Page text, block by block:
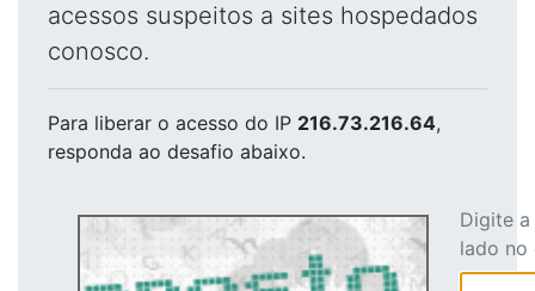
acessos suspeitos a sites hospedados
conosco.
Para liberar o acesso do IP 216.73.216.64,
responda ao desafio abaixo.
Digite
lado no